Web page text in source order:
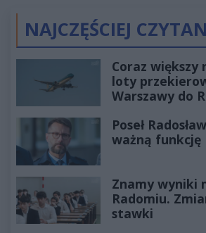
NAJCZĘŚCIEJ
Coraz większy
loty
Warszawy do
Poseł
ważną funkcję
Znamy wyniki
Radomiu.
stawki